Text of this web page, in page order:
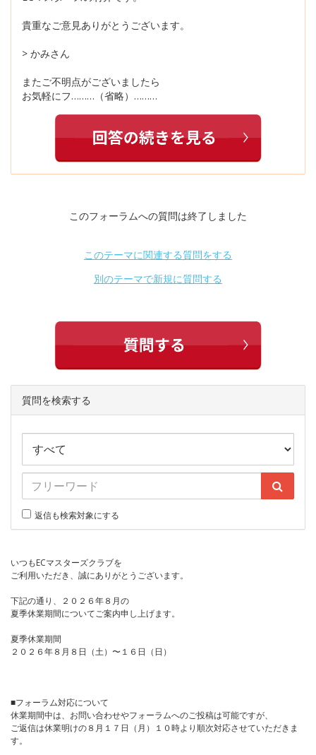
貴重なご意見ありがとうございます。
> かみさん
またご不明点がございましたら
お気軽にフ………（省略）………
このフォーラムへの質問は終了しました
このテーマに関連する質問をする
別のテーマで新規に質問する
質問を検索する
返信も検索対象にする
いつもECマスターズクラブを
ご利用いただき、誠にありがとうございます。
下記の通り、２０２６年８月の
夏季休業期間についてご案内申し上げます。
夏季休業期間
２０２６年８月８日（土）〜１６日（日）
■フォーラム対応について
休業期間中は、お問い合わせやフォーラムへのご投稿は可能ですが、
ご返信は休業明けの８月１７日（月）１０時より順次対応させていただきま
す。